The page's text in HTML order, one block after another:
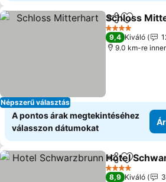
Népszerű választás
Megosztás
Schloss
4 Kategória
9,4 Kiváló
9.0 km-re
A pontos árak megtekintéséhez
válasszon dátumokat
Megosztás
Hotel
4 Kategória
8,9 Kiváló